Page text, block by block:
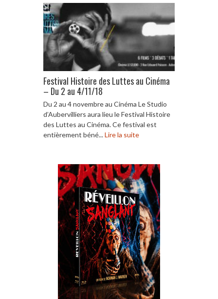
Festival Histoire des Luttes au Cinéma
– Du 2 au 4/11/18
Du 2 au 4 novembre au Cinéma Le Studio
d’Aubervilliers aura lieu le Festival Histoire
des Luttes au Cinéma. Ce festival est
entièrement béné...Lire la suite